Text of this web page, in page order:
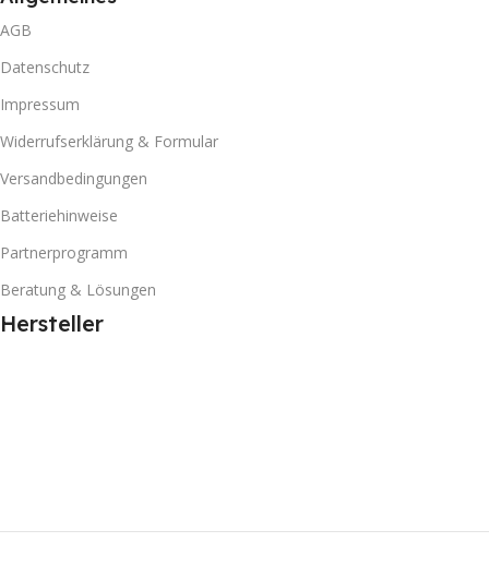
AGB
Datenschutz
Impressum
Widerrufserklärung & Formular
Versandbedingungen
Batteriehinweise
Partnerprogramm
Beratung & Lösungen
Hersteller